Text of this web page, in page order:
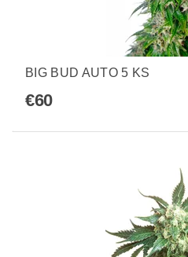
BIG BUD AUTO 5 KS
€60